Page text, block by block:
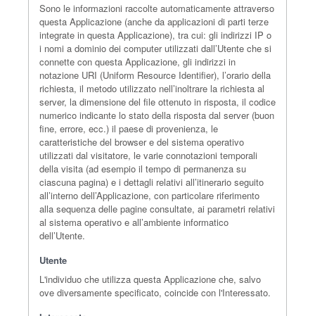
Sono le informazioni raccolte automaticamente attraverso
questa Applicazione (anche da applicazioni di parti terze
integrate in questa Applicazione), tra cui: gli indirizzi IP o
i nomi a dominio dei computer utilizzati dall’Utente che si
connette con questa Applicazione, gli indirizzi in
notazione URI (Uniform Resource Identifier), l’orario della
richiesta, il metodo utilizzato nell’inoltrare la richiesta al
server, la dimensione del file ottenuto in risposta, il codice
numerico indicante lo stato della risposta dal server (buon
fine, errore, ecc.) il paese di provenienza, le
caratteristiche del browser e del sistema operativo
utilizzati dal visitatore, le varie connotazioni temporali
della visita (ad esempio il tempo di permanenza su
ciascuna pagina) e i dettagli relativi all’itinerario seguito
all’interno dell’Applicazione, con particolare riferimento
alla sequenza delle pagine consultate, ai parametri relativi
al sistema operativo e all’ambiente informatico
dell’Utente.
Utente
L'individuo che utilizza questa Applicazione che, salvo
ove diversamente specificato, coincide con l'Interessato.